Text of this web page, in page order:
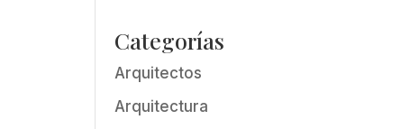
Categorías
Arquitectos
Arquitectura